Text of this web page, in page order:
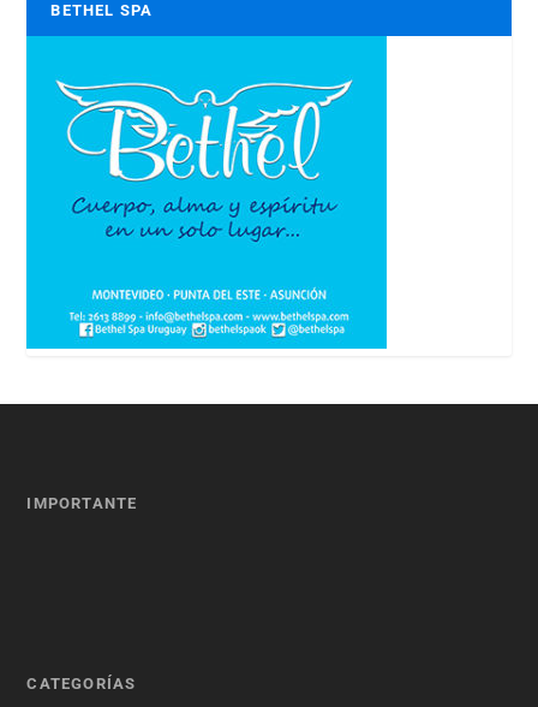
BETHEL SPA
IMPORTANTE
CATEGORÍAS